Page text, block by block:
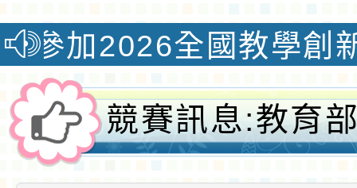
全國教學創新國際
競賽訊息:教育